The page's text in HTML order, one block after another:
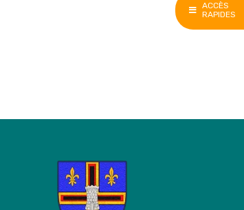
ACCÈS
RAPIDES